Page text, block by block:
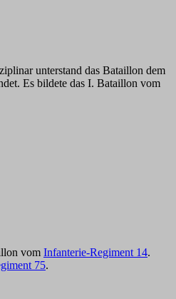
unterstand das Bataillon dem
Es bildete das I. Bataillon vom
vom Infanterie-Regiment 14.
75.